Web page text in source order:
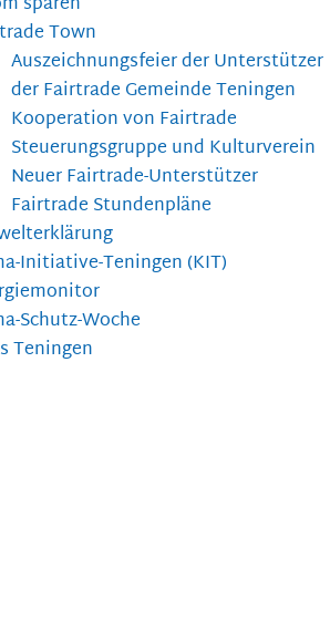
Town
Auszeichnungsfeier der Unterstützer
der Fairtrade Gemeinde Teningen
Kooperation von Fairtrade
Steuerungsgruppe und Kulturverein
Neuer Fairtrade-Unterstützer
Fairtrade Stundenpläne
Initiative-Teningen (KIT)
Schutz-Woche
Teningen